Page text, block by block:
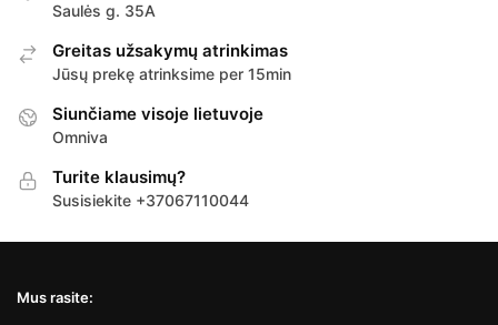
Saulės g. 35A
Greitas užsakymų atrinkimas
Jūsų prekę atrinksime per 15min
Siunčiame visoje lietuvoje
Omniva
Turite klausimų?
Susisiekite +37067110044
Mus rasite: